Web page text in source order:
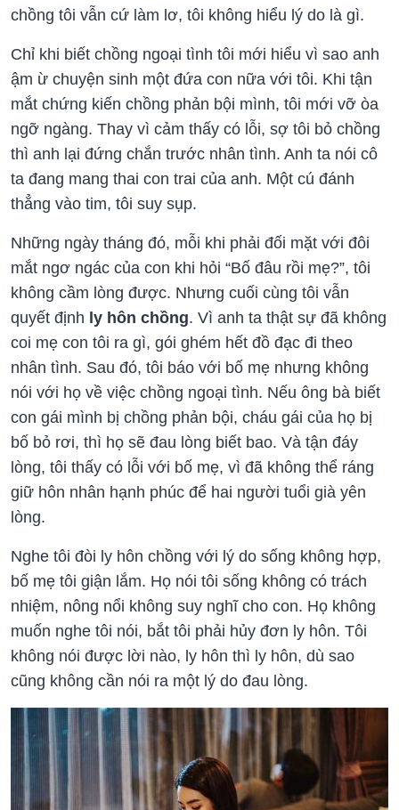
chồng tôi vẫn cứ làm lơ, tôi không hiểu lý do là gì.
Chỉ khi biết chồng ngoại tình tôi mới hiểu vì sao anh
ậm ừ chuyện sinh một đứa con nữa với tôi. Khi tận
mắt chứng kiến chồng phản bội mình, tôi mới vỡ òa
ngỡ ngàng. Thay vì cảm thấy có lỗi, sợ tôi bỏ chồng
thì anh lại đứng chắn trước nhân tình. Anh ta nói cô
ta đang mang thai con trai của anh. Một cú đánh
thẳng vào tim, tôi suy sụp.
Những ngày tháng đó, mỗi khi phải đối mặt với đôi
mắt ngơ ngác của con khi hỏi “Bố đâu rồi mẹ?”, tôi
không cầm lòng được. Nhưng cuối cùng tôi vẫn
quyết định ly hôn chồng. Vì anh ta thật sự đã không
coi mẹ con tôi ra gì, gói ghém hết đồ đạc đi theo
nhân tình. Sau đó, tôi báo với bố mẹ nhưng không
nói với họ về việc chồng ngoại tình. Nếu ông bà biết
con gái mình bị chồng phản bội, cháu gái của họ bị
bố bỏ rơi, thì họ sẽ đau lòng biết bao. Và tận đáy
lòng, tôi thấy có lỗi với bố mẹ, vì đã không thể ráng
giữ hôn nhân hạnh phúc để hai người tuổi già yên
lòng.
Nghe tôi đòi ly hôn chồng với lý do sống không hợp,
bố mẹ tôi giận lắm. Họ nói tôi sống không có trách
nhiệm, nông nổi không suy nghĩ cho con. Họ không
muốn nghe tôi nói, bắt tôi phải hủy đơn ly hôn. Tôi
không nói được lời nào, ly hôn thì ly hôn, dù sao
cũng không cần nói ra một lý do đau lòng.